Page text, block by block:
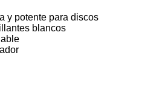
y potente para discos
blancos